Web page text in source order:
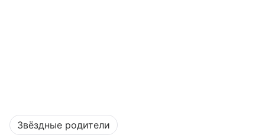
Звёздные родители